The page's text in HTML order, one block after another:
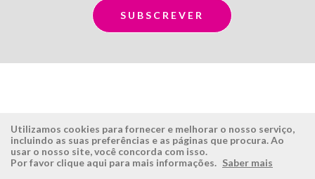
ÉSISTEMAS ÁREA RESERVADA
Utilizamos cookies para fornecer e melhorar o nosso serviço,
incluindo as suas preferências e as páginas que procura. Ao
usar o nosso site, você concorda com isso.
Por favor clique aqui para mais informações. Saber mais